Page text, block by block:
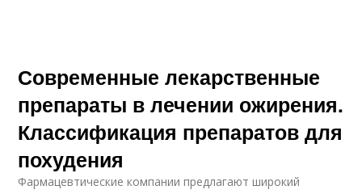
Современные лекарственные
препараты в лечении ожирения.
Классификация препаратов для
похудения
Фармацевтические компании предлагают широкий